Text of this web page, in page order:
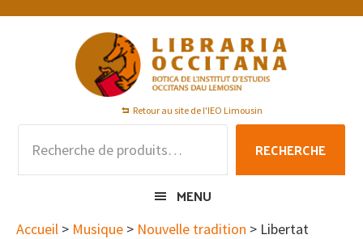
Passer
Passer
Passer
Retour au site de l'IEO Limousin
pour :
RECHERCHE
MENU
Accueil > Musique > Nouvelle tradition > Libertat